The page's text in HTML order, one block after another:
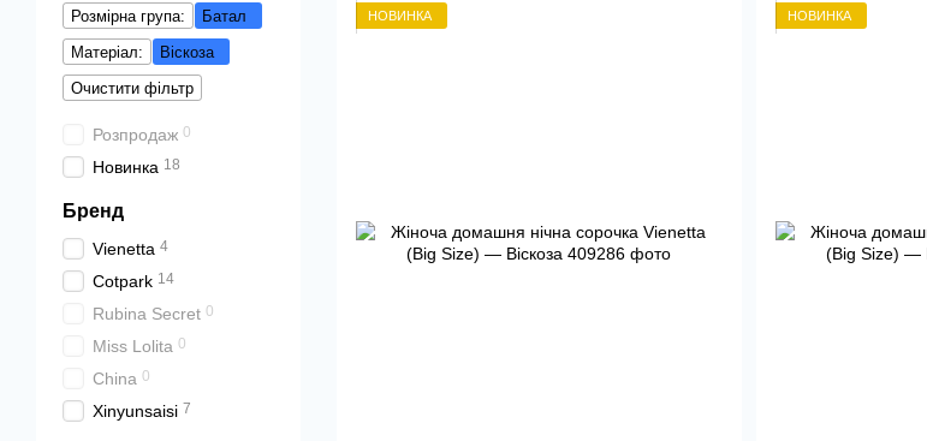
НОВИНКА НОВИНКА
Розмірна група:
Батал
Матеріал:
Віскоза
Очистити фільтр
Розпродаж 0
Новинка 18
Бренд
Vienetta 4
Cotpark 14
Rubina Secret 0
Miss Lolita 0
China 0
Xinyunsaisi 7